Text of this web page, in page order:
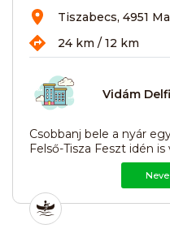
Tiszabecs, 4951
24 km / 12 km
Vidám
Csobbanj bele a nyár
Felső-Tisza Feszt idén is